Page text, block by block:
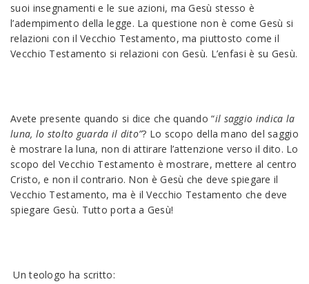
suoi insegnamenti e le sue azioni, ma Gesù stesso è
l’adempimento della legge. La questione non è come Gesù si
relazioni con il Vecchio Testamento, ma piuttosto come il
Vecchio Testamento si relazioni con Gesù. L’enfasi è su Gesù.
Avete presente quando si dice che quando “il saggio indica la
luna, lo stolto guarda il dito”? Lo scopo della mano del saggio
è mostrare la luna, non di attirare l’attenzione verso il dito. Lo
scopo del Vecchio Testamento è mostrare, mettere al centro
Cristo, e non il contrario. Non è Gesù che deve spiegare il
Vecchio Testamento, ma è il Vecchio Testamento che deve
spiegare Gesù. Tutto porta a Gesù!
Un teologo ha scritto: